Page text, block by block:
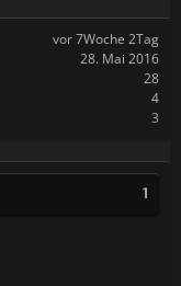
vor 7Woche 2Tag
28. Mai 2016
28
4
3
1